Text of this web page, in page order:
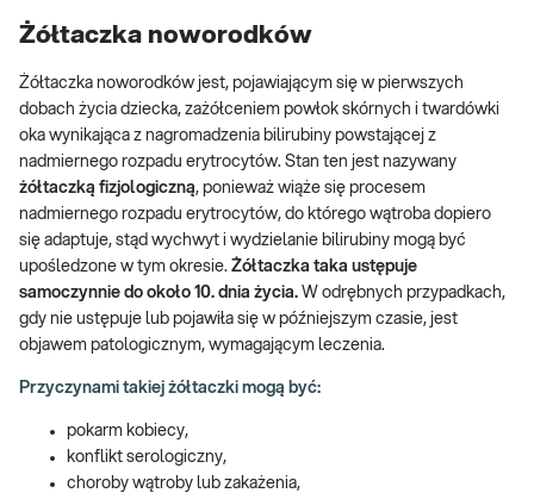
Żółtaczka noworodków
Żółtaczka noworodków jest, pojawiającym się w pierwszych
dobach życia dziecka, zażółceniem powłok skórnych i twardówki
oka wynikająca z nagromadzenia bilirubiny powstającej z
nadmiernego rozpadu erytrocytów. Stan ten jest nazywany
żółtaczką fizjologiczną, ponieważ wiąże się procesem
nadmiernego rozpadu erytrocytów, do którego wątroba dopiero
się adaptuje, stąd wychwyt i wydzielanie bilirubiny mogą być
upośledzone w tym okresie. Żółtaczka taka ustępuje
samoczynnie do około 10. dnia życia. W odrębnych przypadkach,
gdy nie ustępuje lub pojawiła się w późniejszym czasie, jest
objawem patologicznym, wymagającym leczenia.
Przyczynami takiej żółtaczki mogą być:
pokarm kobiecy,
konflikt serologiczny,
choroby wątroby lub zakażenia,